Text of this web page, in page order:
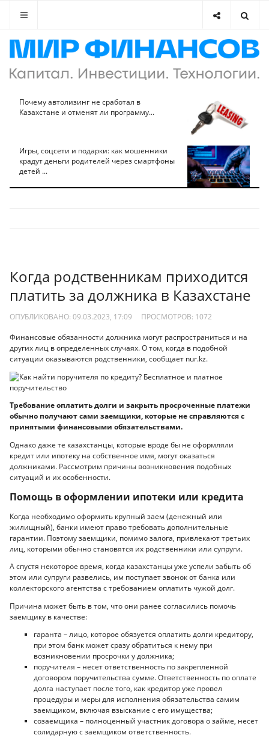
Почему автолизинг не сработал в
Казахстане и отменят ли программу...
Игры, соцсети и подарки: как мошенники
крадут деньги родителей через смартфоны
детей ...
Когда родственникам приходится
платить за должника в Казахстане
ОПУБЛИКОВАНО: 09.03.2023, 17:09 ПРОСМОТРОВ: 1072
Финансовые обязанности должника могут распространиться и на
других лиц в определенных случаях. О том, когда в подобной
ситуации оказываются родственники, сообщает nur.kz.
Требование оплатить долги и закрыть просроченные платежи
обычно получают сами заемщики, которые не справляются с
принятыми финансовыми обязательствами.
Однако даже те казахстанцы, которые вроде бы не оформляли
кредит или ипотеку на собственное имя, могут оказаться
должниками. Рассмотрим причины возникновения подобных
ситуаций и их особенности.
Помощь в оформлении ипотеки или кредита
Когда необходимо оформить крупный заем (денежный или
жилищный), банки имеют право требовать дополнительные
гарантии. Поэтому заемщики, помимо залога, привлекают третьих
лиц, которыми обычно становятся их родственники или супруги.
А спустя некоторое время, когда казахстанцы уже успели забыть об
этом или супруги развелись, им поступает звонок от банка или
коллекторского агентства с требованием оплатить чужой долг.
Причина может быть в том, что они ранее согласились помочь
заемщику в качестве:
гаранта – лицо, которое обязуется оплатить долги кредитору,
при этом банк может сразу обратиться к нему при
возникновении просрочки у должника;
поручителя – несет ответственность по закрепленной
договором поручительства сумме. Ответственность по оплате
долга наступает после того, как кредитор уже провел
процедуры и меры для исполнения обязательства самим
заемщиком, включая взыскание с его имущества;
созаемщика – полноценный участник договора о займе, несет
солидарную с заемщиком ответственность.